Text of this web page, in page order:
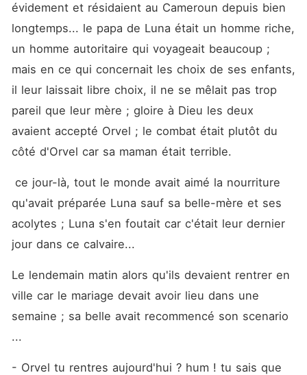
évidement et résidaient au Cameroun depuis bien
longtemps... le papa de Luna était un homme riche,
un homme autoritaire qui voyageait beaucoup ;
mais en ce qui concernait les choix de ses enfants,
il leur laissait libre choix, il ne se mêlait pas trop
pareil que leur mère ; gloire à Dieu les deux
avaient accepté Orvel ; le combat était plutôt du
côté d'Orvel car sa maman était terrible.
qu'avait préparée Luna sauf sa belle-mère et ses
acolytes ; Luna s'en foutait car c'était leur dernier
jour dans ce calvaire...
Le lendemain matin alors qu'ils devaient rentrer en
ville car le mariage devait avoir lieu dans une
semaine ; sa belle avait recommencé son scenario
...
- Orvel tu rentres aujourd'hui ? hum ! tu sais que